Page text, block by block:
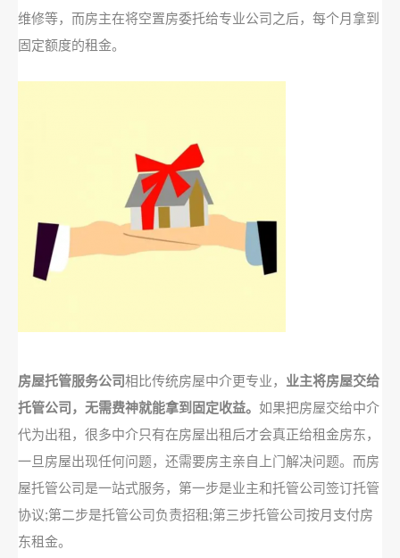
维修等，而房主在将空置房委托给专业公司之后，每个月拿到
固定额度的租金。
房屋托管服务公司相比传统房屋中介更专业， 业主将房屋交给
托管公司，无需费神就能拿到固定收益。 如果把房屋交给中介
代为出租，很多中介只有在房屋出租后才会真正给租金房东，
一旦房屋出现任何问题，还需要房主亲自上门解决问题。而房
屋托管公司是一站式服务，第一步是业主和托管公司签订托管
协议;第二步是托管公司负责招租;第三步托管公司按月支付房
东租金。